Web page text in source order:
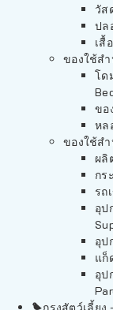
วัส
ปล
เสื้
ของใช้สำ
โด
ขอ
หล
ของใช้สำ
ผลิ
กร
รถ
อุป
อุป
แก็
อุป